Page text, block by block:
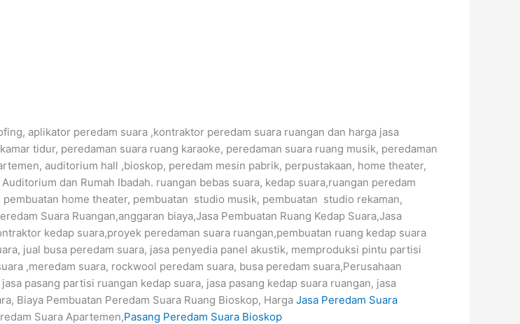
aplikator peredam suara ,kontraktor peredam suara ruangan dan harga jasa
tidur, peredaman suara ruang karaoke, peredaman suara ruang musik, peredaman
auditorium hall ,bioskop, peredam mesin pabrik, perpustakaan, home theater,
dan Rumah Ibadah. ruangan bebas suara, kedap suara,ruangan peredam
home theater, pembuatan studio musik, pembuatan studio rekaman,
Suara Ruangan,anggaran biaya,Jasa Pembuatan Ruang Kedap Suara,Jasa
kedap suara,proyek peredaman suara ruangan,pembuatan ruang kedap suara
jual busa peredam suara, jasa penyedia panel akustik, memproduksi pintu partisi
,meredam suara, rockwool peredam suara, busa peredam suara,Perusahaan
pasang partisi ruangan kedap suara, jasa pasang kedap suara ruangan, jasa
Biaya Pembuatan Peredam Suara Ruang Bioskop, Harga Jasa Peredam Suara
Suara Apartemen,Pasang Peredam Suara Bioskop